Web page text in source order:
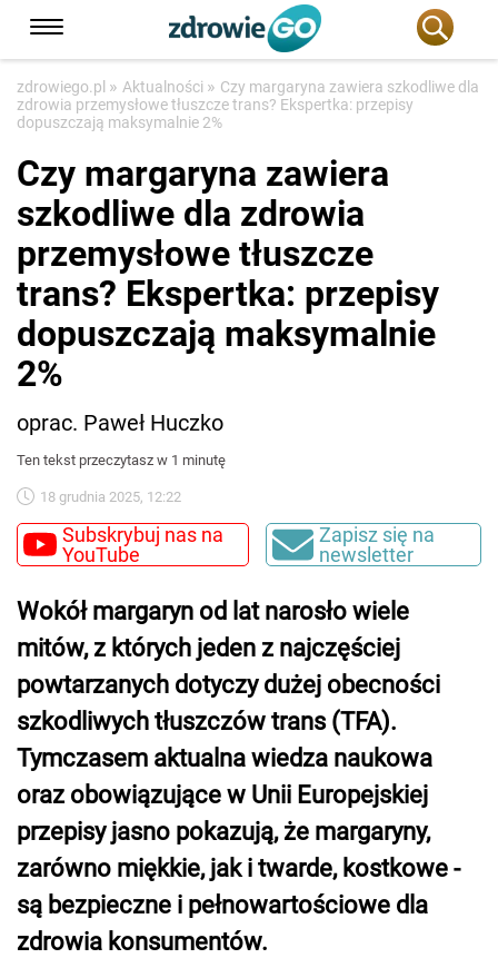
zdrowiego.pl » Aktualności » Czy margaryna zawiera szkodliwe dla
zdrowia przemysłowe tłuszcze trans? Ekspertka: przepisy
dopuszczają maksymalnie 2%
Czy margaryna zawiera
szkodliwe dla zdrowia
przemysłowe tłuszcze
trans? Ekspertka: przepisy
dopuszczają maksymalnie
2%
oprac. Paweł Huczko
Ten tekst przeczytasz w 1 minutę
18 grudnia 2025, 12:22
Subskrybuj nas na
YouTube
Zapisz się na
newsletter
Wokół margaryn od lat narosło wiele
mitów, z których jeden z najczęściej
powtarzanych dotyczy dużej obecności
szkodliwych tłuszczów trans (TFA).
Tymczasem aktualna wiedza naukowa
oraz obowiązujące w Unii Europejskiej
przepisy jasno pokazują, że margaryny,
zarówno miękkie, jak i twarde, kostkowe -
są bezpieczne i pełnowartościowe dla
zdrowia konsumentów.